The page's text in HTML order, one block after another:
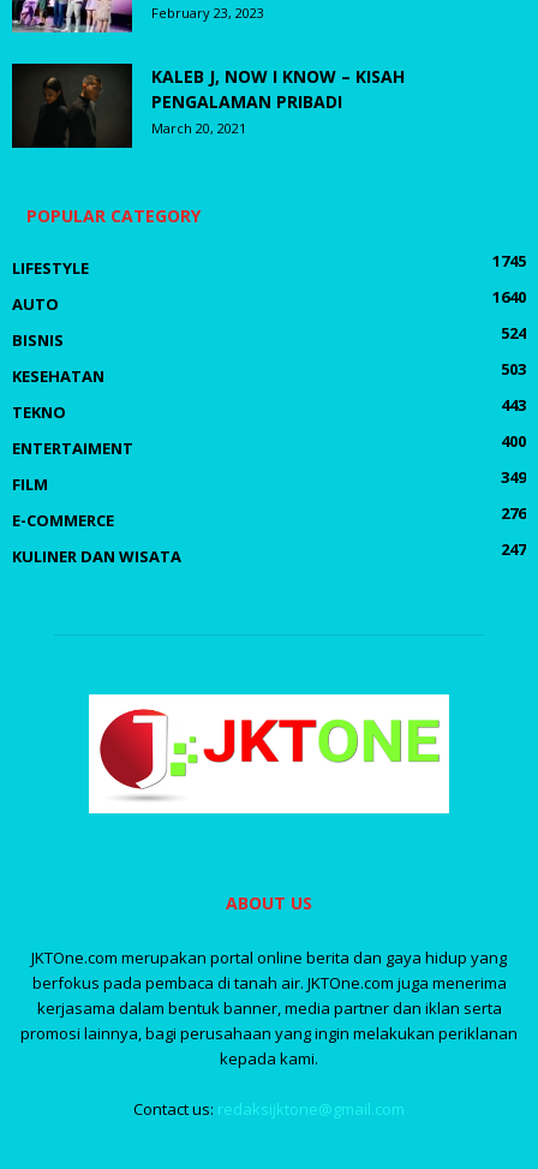
February 23, 2023
KALEB J, NOW I KNOW – KISAH
PENGALAMAN PRIBADI
March 20, 2021
POPULAR CATEGORY
LIFESTYLE
1745
AUTO
1640
BISNIS
524
KESEHATAN
503
TEKNO
443
ENTERTAIMENT
400
FILM
349
E-COMMERCE
276
KULINER DAN WISATA
247
ABOUT US
JKTOne.com merupakan portal online berita dan gaya hidup yang
berfokus pada pembaca di tanah air. JKTOne.com juga menerima
kerjasama dalam bentuk banner, media partner dan iklan serta
promosi lainnya, bagi perusahaan yang ingin melakukan periklanan
kepada kami.
Contact us: redaksijktone@gmail.com